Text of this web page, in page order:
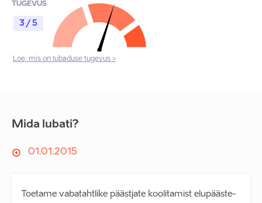
TUGEVUS
3 / 5
Loe, mis on lubaduse tugevus >
Mida lubati?
01.01.2015
Toetame vabatahtlike päästjate koolitamist elupääste-